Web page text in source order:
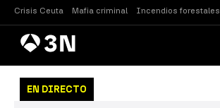
Crisis Ceuta Mafia criminal Incendios forestales
AntenaNoticias
EN DIRECTO